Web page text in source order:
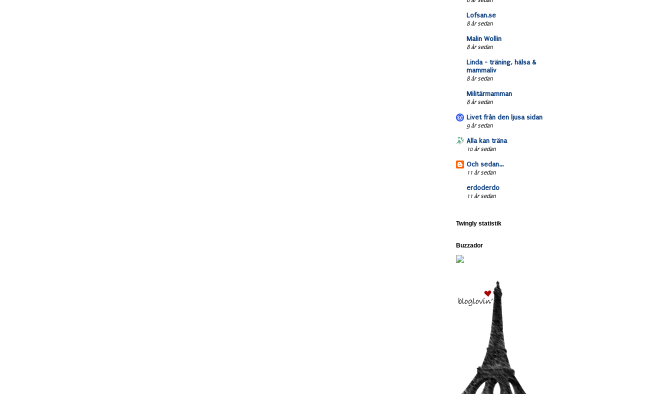
Lofsan.se
8 år sedan
Malin Wollin
8 år sedan
Linda - träning, hälsa &
mammaliv
8 år sedan
Militärmamman
8 år sedan
Livet från den ljusa sidan
9 år sedan
Alla kan träna
10 år sedan
Och sedan...
11 år sedan
erdoderdo
11 år sedan
Twingly statistik
Buzzador